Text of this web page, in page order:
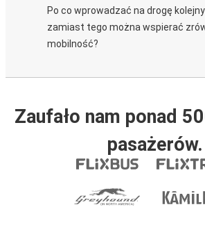
Po co wprowadzać na drogę
zamiast tego można wspierać
mobilność?
Zaufało nam ponad
pasażerów.